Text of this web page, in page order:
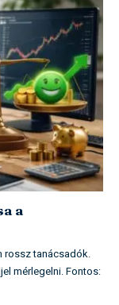
a
rossz tanácsadók.
mérlegelni. Fontos: